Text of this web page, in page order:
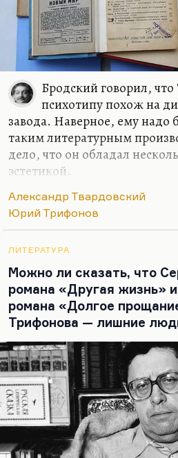
Бродский говорил,
психотипу похож на
завода. Наверное, ему надо
таким литературным
дело, что он обладал
эстетикой.
Он действительно хорошо
вкуса. Но, слава Богу, он
толерантности печатать
периода. Но он говорил, что
аудитория журнала.
У него хватало вкуса читать
его, хотя он прекрасно
понимания. Он искренне не
построен, например,
Александр Твардовский
Юрий Трифонов
ЛИТЕРАТУРА
Можно ли сказать, что
романа «Другая жизнь»
романа «Долгое
Трифонова — лишние